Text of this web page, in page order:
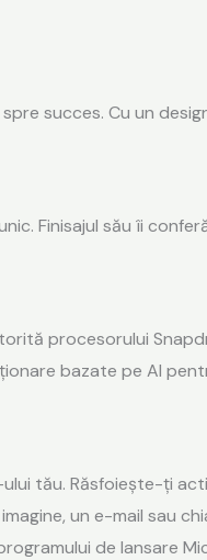
succes. Cu un
Finisajul său îi
procesorului
bazate pe AI
tău. Răsfoiește-ți
un e-mail sau
de lansare